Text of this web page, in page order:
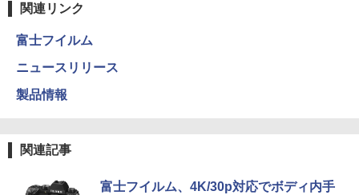
関連リンク
富士フイルム
ニュースリリース
製品情報
関連記事
富士フイルム、4K/30p対応でボディ内手